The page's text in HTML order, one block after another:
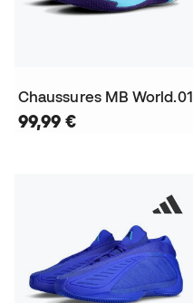
Chaussures MB World.01
99,99 €